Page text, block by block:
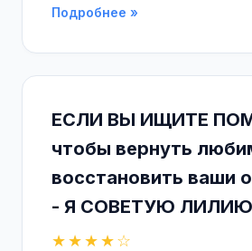
Подробнее »
ЕСЛИ ВЫ ИЩИТЕ
чтобы вернуть
восстановить ваши
- Я СОВЕТУЮ
★★★★☆